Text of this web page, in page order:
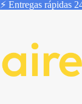
⚡ Entregas rápidas